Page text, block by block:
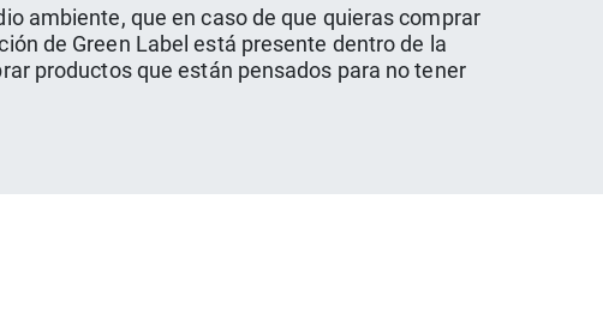
ambiente, que en caso de que quieras comprar
de Green Label está presente dentro de la
productos que están pensados para no tener